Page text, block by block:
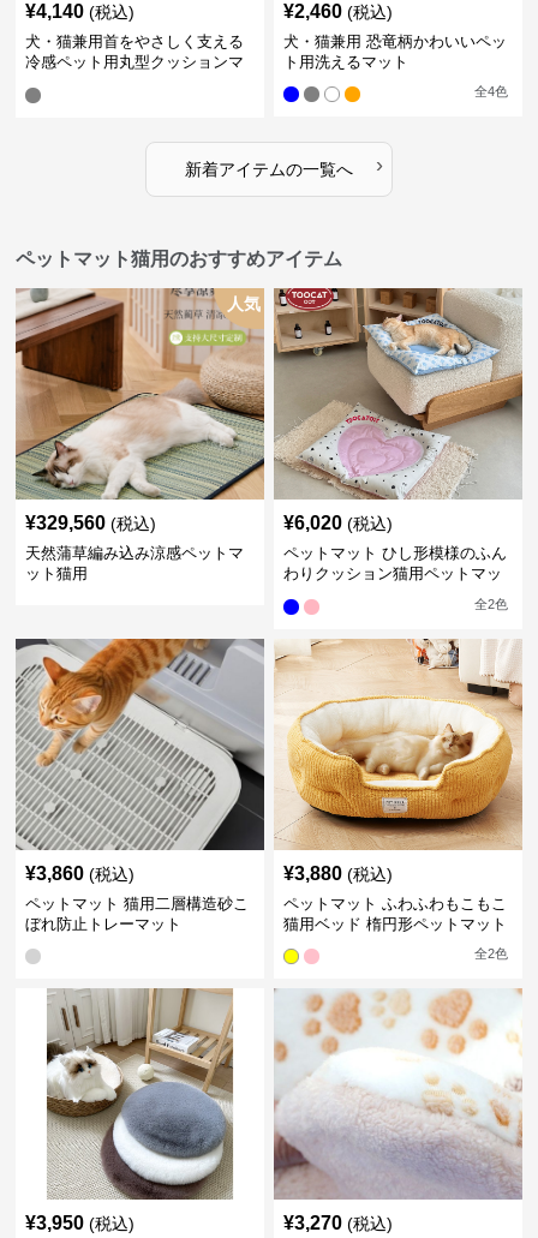
¥4,140 (税込)
犬・猫兼用首をやさしく支える
冷感ペット用丸型クッションマ
¥2,460 (税込)
犬・猫兼用 恐竜柄かわいいペッ
ト用洗えるマット
全4色
新着アイテムの一覧へ ›
ペットマット猫用のおすすめアイテム
人気
¥329,560 (税込)
天然蒲草編み込み涼感ペットマ
ット猫用
¥6,020 (税込)
ペットマット ひし形模様のふん
わりクッション猫用ペットマッ
全2色
¥3,860 (税込)
ペットマット 猫用二層構造砂こ
ぼれ防止トレーマット
¥3,880 (税込)
ペットマット ふわふわもこもこ
猫用ベッド 楕円形ペットマット
全2色
¥3,950 (税込) ¥3,270 (税込)